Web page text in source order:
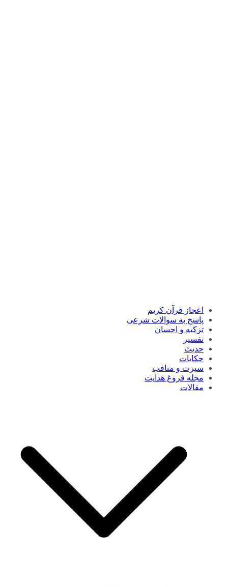
اعجاز قرآن کریم
پاسخ به سوالات شرعی
تزکیه و احسان
تفسیر
حدیث
حکایات
سیرت و منافب
مجله فروغ هدایت
مقالات